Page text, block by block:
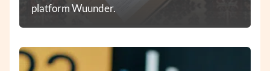
platform Wuunder.